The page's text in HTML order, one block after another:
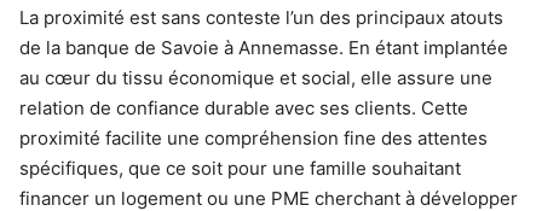
La proximité est sans conteste l’un des principaux atouts
de la banque de Savoie à Annemasse. En étant implantée
au cœur du tissu économique et social, elle assure une
relation de confiance durable avec ses clients. Cette
proximité facilite une compréhension fine des attentes
spécifiques, que ce soit pour une famille souhaitant
financer un logement ou une PME cherchant à développer